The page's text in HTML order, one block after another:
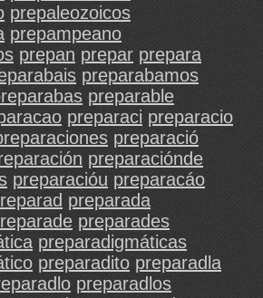
prepaleozoicos
prepampeano
prepan prepar prepara
preparabamos
preparable
preparaci preparacio
preparació
preparaciónde
preparacióu preparacáo
preparada
preparades
preparadigmáticas
preparadito preparadla
preparadlos